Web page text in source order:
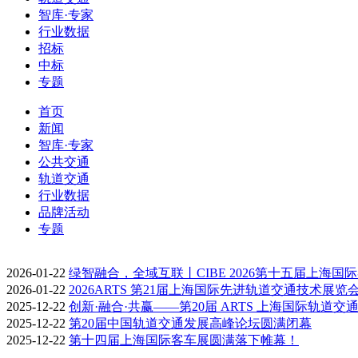
智库·专家
行业数据
招标
中标
专题
首页
新闻
智库·专家
公共交通
轨道交通
行业数据
品牌活动
专题
2026-01-22 绿智融合，全域互联丨CIBE 2026第十五届上海国
2026-01-22 2026ARTS 第21届上海国际先进轨道交通技术展览
2025-12-22 创新·融合·共赢——第20届 ARTS 上海国际轨道交
2025-12-22 第20届中国轨道交通发展高峰论坛圆满闭幕
2025-12-22 第十四届上海国际客车展圆满落下帷幕！